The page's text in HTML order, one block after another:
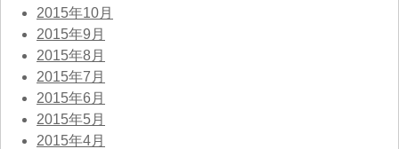
2015年10月
2015年9月
2015年8月
2015年7月
2015年6月
2015年5月
2015年4月